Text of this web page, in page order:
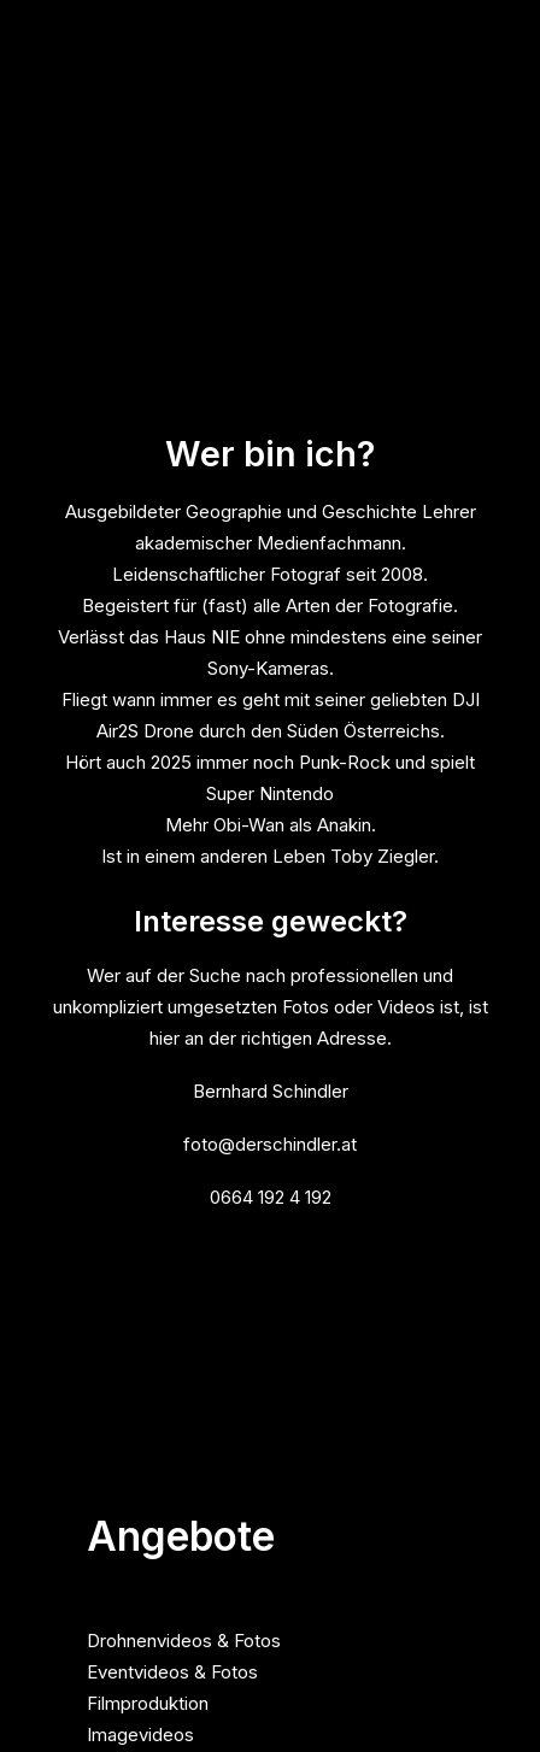
Wer bin ich?
Ausgebildeter Geographie und Geschichte Lehrer
akademischer Medienfachmann.
Leidenschaftlicher Fotograf seit 2008.
Begeistert für (fast) alle Arten der Fotografie.
Verlässt das Haus NIE ohne mindestens eine seiner
Sony-Kameras.
Fliegt wann immer es geht mit seiner geliebten DJI
Air2S Drone durch den Süden Österreichs.
Hört auch 2025 immer noch Punk-Rock und spielt
Super Nintendo
Mehr Obi-Wan als Anakin.
Ist in einem anderen Leben Toby Ziegler.
Interesse geweckt?
Wer auf der Suche nach professionellen und
unkompliziert umgesetzten Fotos oder Videos ist, ist
hier an der richtigen Adresse.
Bernhard Schindler
foto@derschindler.at
0664 192 4 192
Angebote
Drohnenvideos & Fotos
Eventvideos & Fotos
Filmproduktion
Imagevideos